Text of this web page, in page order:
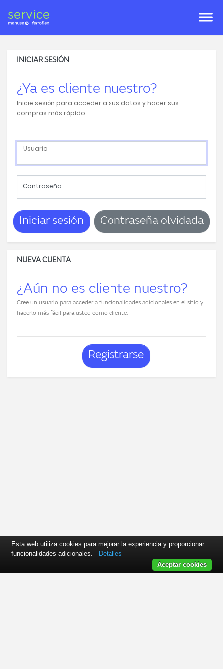
INICIAR SESIÓN
¿Ya es cliente nuestro?
Inicie sesión para acceder a sus datos y hacer sus
compras más rápido.
Usuario
Contraseña
Iniciar sesión Contraseña olvidada
NUEVA CUENTA
¿Aún no es cliente nuestro?
Cree un usuario para acceder a funcionalidades adicionales en el sitio y
hacerlo más fácil para usted como cliente.
Registrarse
Esta web utiliza cookies para mejorar la experiencia y proporcionar
funcionalidades adicionales.
Detalles
Aceptar cookies